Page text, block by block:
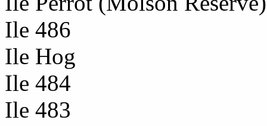
Ile 486
Ile Hog
Ile 484
Ile 483